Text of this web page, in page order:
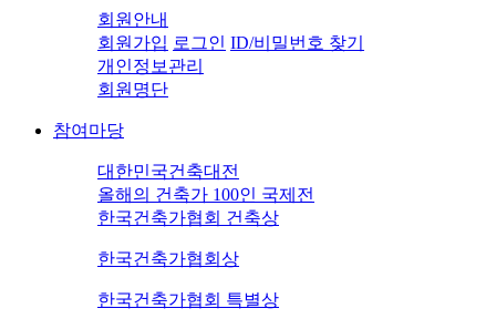
회원안내
회원가입 로그인 ID/비밀번호 찾기
개인정보관리
회원명단
참여마당
대한민국건축대전
올해의 건축가 100인 국제전
한국건축가협회 건축상
한국건축가협회상
한국건축가협회 특별상